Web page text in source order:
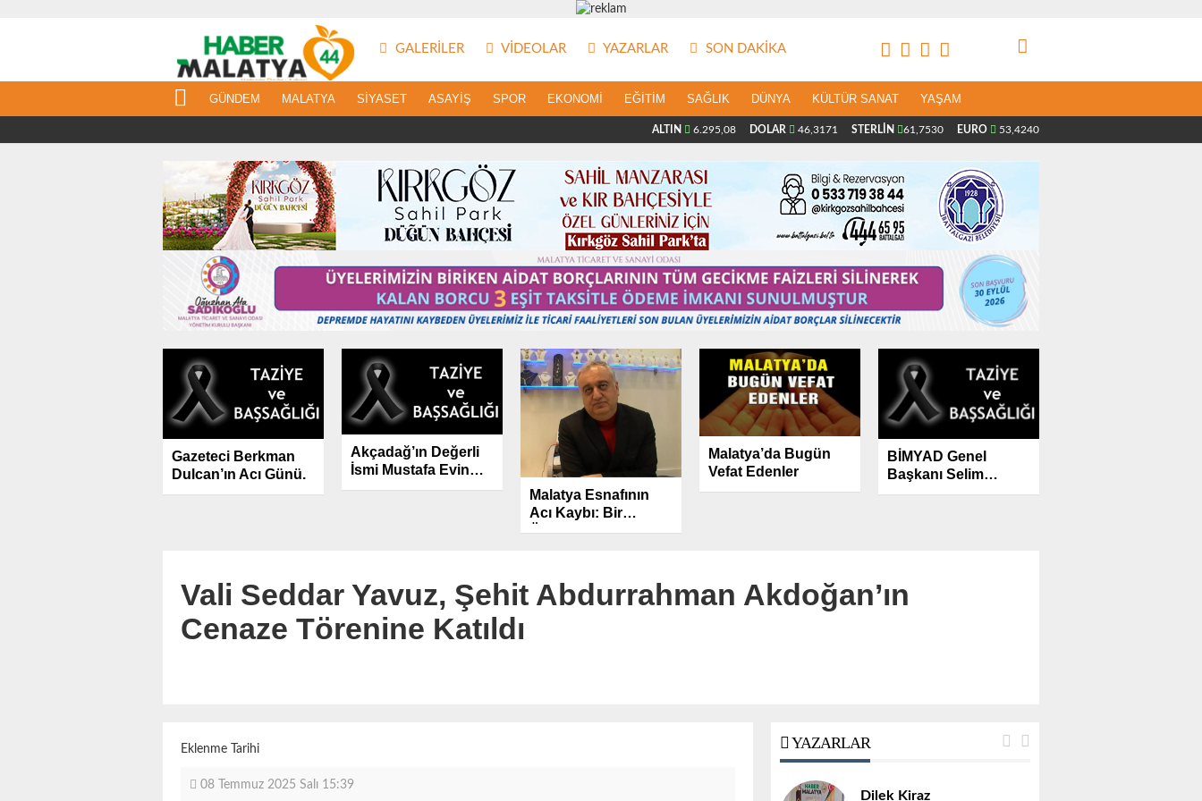
GALERILER VIDEOLAR YAZARLAR SON DAKIKA
GÜNDEM MALATYA SIYASET ASAYIŞ SPOR EKONOMI EĞITIM SAĞLIK DÜNYA KÜLTÜR SANAT YAŞAM
ALTIN 6.295,08 DOLAR 46,3171 STERLİN 61,7530 EURO 53,4240
Gazeteci Berkman
Dulcan’ın Acı Günü.
Akçadağ’ın Değerli
İsmi Mustafa Evin
Hayatını Kaybetti.
Malatya Esnafının
Acı Kaybı: Bir
Önceki Dönem
Özhüsrev Hayatını
Kaybetti
Malatya’da Bugün
Vefat Edenler
BİMYAD Genel
Başkanı Selim
Apohan’ın Acı Günü:
Vali Seddar Yavuz, Şehit Abdurrahman Akdoğan’ın
Cenaze Törenine Katıldı
Eklenme Tarihi
08 Temmuz 2025 Salı 15:39
YAZARLAR
Dilek Kiraz